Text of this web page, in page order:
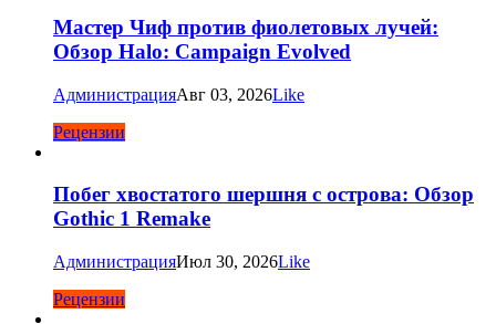
Мастер Чиф против фиолетовых лучей:
Обзор Halo: Campaign Evolved
АдминистрацияАвг 03, 2026Like
Рецензии
Побег хвостатого шершня с острова: Обзор
Gothic 1 Remake
АдминистрацияИюл 30, 2026Like
Рецензии